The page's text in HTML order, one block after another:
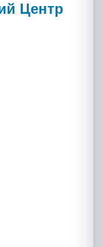
Центр